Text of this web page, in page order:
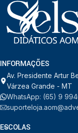
INFORMAÇÕES
Av. Presidente Artur
Várzea Grande - MT
WhatsApp: (65) 9
ESCOLAS